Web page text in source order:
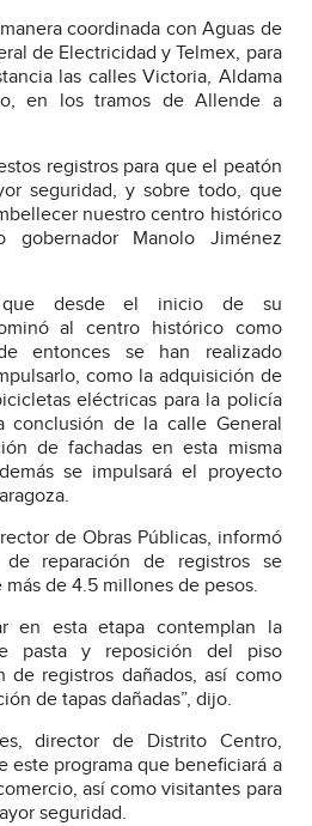
coordinada con Aguas de
de Electricidad y Telmex, para
las calles Victoria, Aldama
en los tramos de Allende a
registros para que el peatón
seguridad, y sobre todo, que
nuestro centro histórico
Manolo Jiménez
que desde el inicio de su
al centro histórico como
entonces se han realizado
como la adquisición de
eléctricas para la policía
conclusión de la calle General
de fachadas en esta misma
se impulsará el proyecto
de Obras Públicas, informó
reparación de registros se
de 4.5 millones de pesos.
en esta etapa contemplan la
pasta y reposición del piso
de registros dañados, así como
de tapas dañadas”, dijo.
director de Distrito Centro,
este programa que beneficiará a
así como visitantes para
seguridad.